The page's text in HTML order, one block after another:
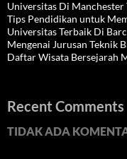
Universitas Di
Tips Pendidikan untuk
Universitas Terbaik Di
Mengenai Jurusan Teknik
Daftar Wisata Bersejarah
Recent Comments
TIDAK ADA